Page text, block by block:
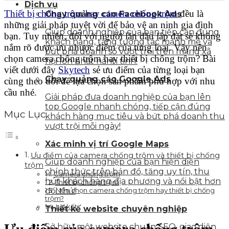
Dịch vụ
Chạy quảng cáo Facebook Ads
Giúp doanh nghiệp của bạn tiếp cận đúng
khách hàng, tăng tương tác mạnh mẽ và
bứt phá doanh số vượt trội trên mạng xã
hội lớn nhất hành tinh!
Chạy quảng cáo Google Ads
Giải pháp đưa doanh nghiệp của bạn lên
top Google nhanh chóng, tiếp cận đúng
khách hàng mục tiêu và bứt phá doanh thu
vượt trội mỗi ngày!
Xác minh vị trí Google Maps
Giúp doanh nghiệp của bạn hiện diện
chính thức trên bản đồ, tăng uy tín, thu
hút khách hàng địa phương và nổi bật hơn
đối thủ!
Thiết kế website chuyên nghiệp
Sở hữu một website chuẩn SEO, giao diện
Thiết bị chống trộm hay camera chống trộmđều là
những giải pháp tuyệt vời để bảo vệ an ninh gia đình
bạn. Tuy nhiên, đối với người lần đầu lắp đặt sẽ không
nắm rõ được ưu nhược điểm của từng loại. Vậy nên
chọn camera chống trộm hay thiết bị chống trộm? Bài
viết dưới đây Skytech sẻ ưu điểm của từng loại bạn
cùng theo dõi để lựa chọn sản phẩm phù hợp với nhu
cầu nhé.
Mục Lục
Ưu điểm của camera chống trộm và thiết bị chống
trộm
Camera chống trộm
Thiết bị chống trộm
Nên chọn camera chống trộm hay thiết bị chống
trộm?
Lời kết